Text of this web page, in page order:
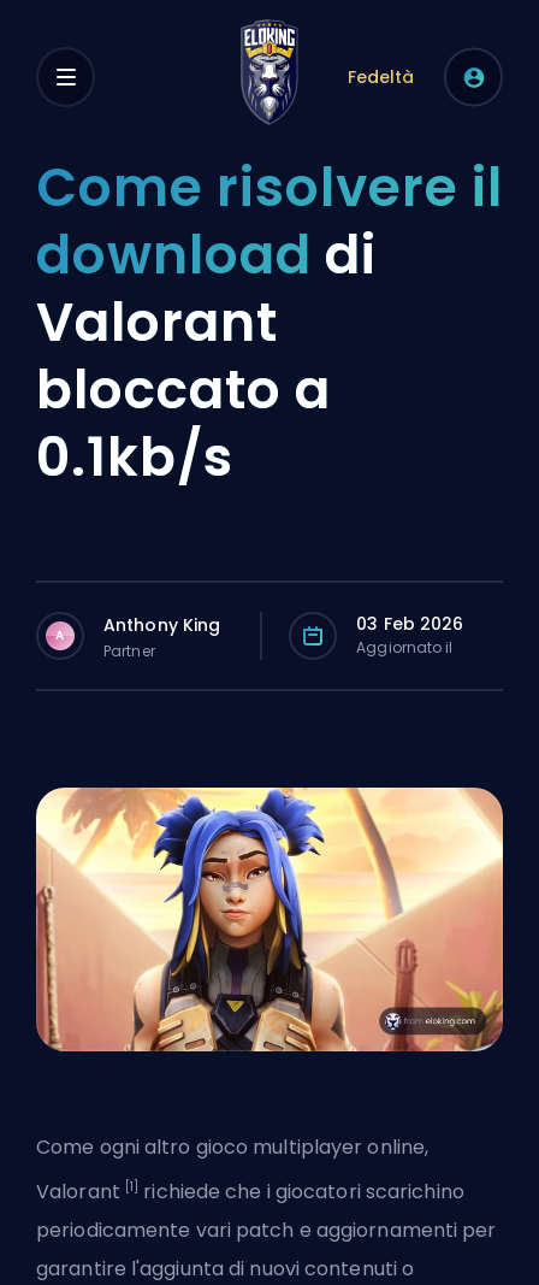
Fedeltà
Come risolvere il
download di
Valorant
bloccato a
0.1kb/s
A Anthony King
Partner
03 Feb 2026
Aggiornato il
Come ogni altro gioco multiplayer online,
Valorant [1]
richiede che i giocatori scarichino
periodicamente vari patch e aggiornamenti per
garantire l'aggiunta di nuovi contenuti o